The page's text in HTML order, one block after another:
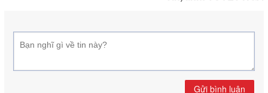
Gửi bình luận